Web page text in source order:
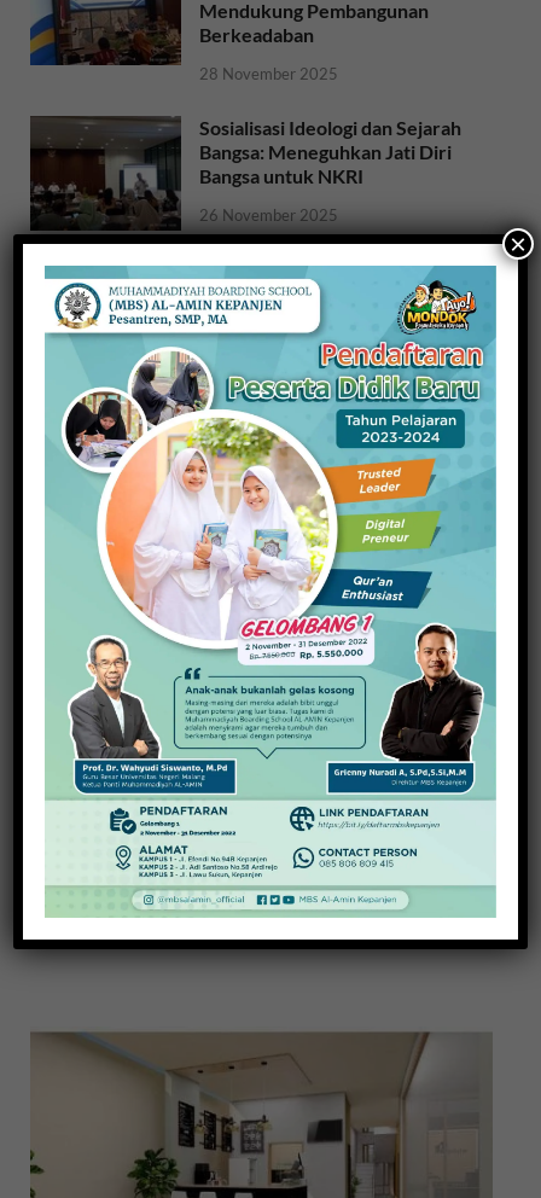
Mendukung Pembangunan
Berkeadaban
28 November 2025
Sosialisasi Ideologi dan Sejarah
Bangsa: Meneguhkan Jati Diri
Bangsa untuk NKRI
26 November 2025
Raih Indeks Harmoni Indonesia
dari Mendagri, Kesbangpol
Wujudkan Kampung Harmoni
20 November 2025
×